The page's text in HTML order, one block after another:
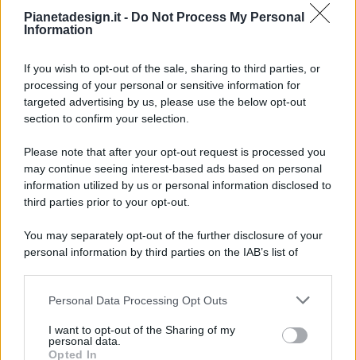
Pianetadesign.it - Do Not Process My Personal
Information
If you wish to opt-out of the sale, sharing to third parties, or
processing of your personal or sensitive information for
targeted advertising by us, please use the below opt-out
section to confirm your selection.
Please note that after your opt-out request is processed you
may continue seeing interest-based ads based on personal
information utilized by us or personal information disclosed to
third parties prior to your opt-out.
You may separately opt-out of the further disclosure of your
personal information by third parties on the IAB’s list of
This information may also be disclosed by us to third parties
disclose it to other third parties.
Personal Data Processing Opt Outs
I want to opt-out of the Sharing of my
personal data.
Opted In
© 2026 - Pianeta Design - P.IVA 04827280654 - Testata
Registrata Al Tribunale Di Nocera Inferiore N. 8/2020 - RG N.
ISCRIZIONE AL ROC N. 35792 – ISCRITTA ALL’ANSO
(ASSOCIAZIONE NAZIONALE STAMPA ONLINE)
PREFERENZE PRIVACY